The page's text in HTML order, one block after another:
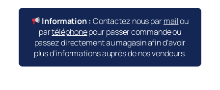
Information : Contactez nous parmailou
partéléphonepour passer commande ou
passez directement au magasin afin d’avoir
plus d’informations auprès de nos vendeurs.